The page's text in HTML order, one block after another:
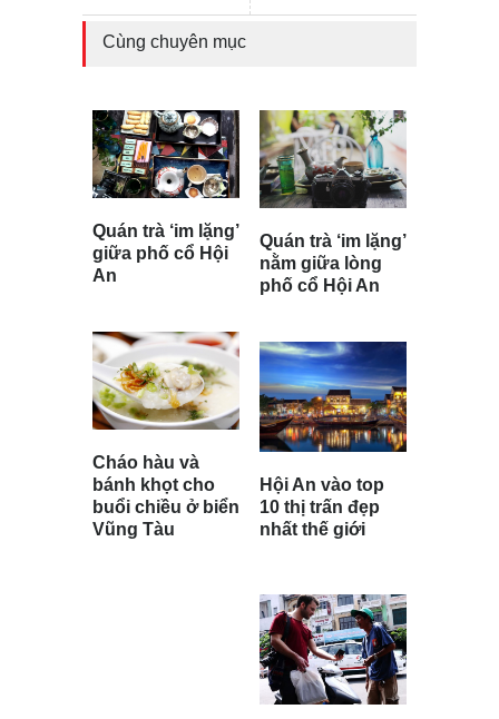
Cùng chuyên mục
Quán trà ‘im lặng’
giữa phố cổ Hội
An
Cháo hàu và
bánh khọt cho
buổi chiều ở biển
Vũng Tàu
Quán trà ‘im lặng’
nằm giữa lòng
phố cổ Hội An
Hội An vào top
10 thị trấn đẹp
nhất thế giới